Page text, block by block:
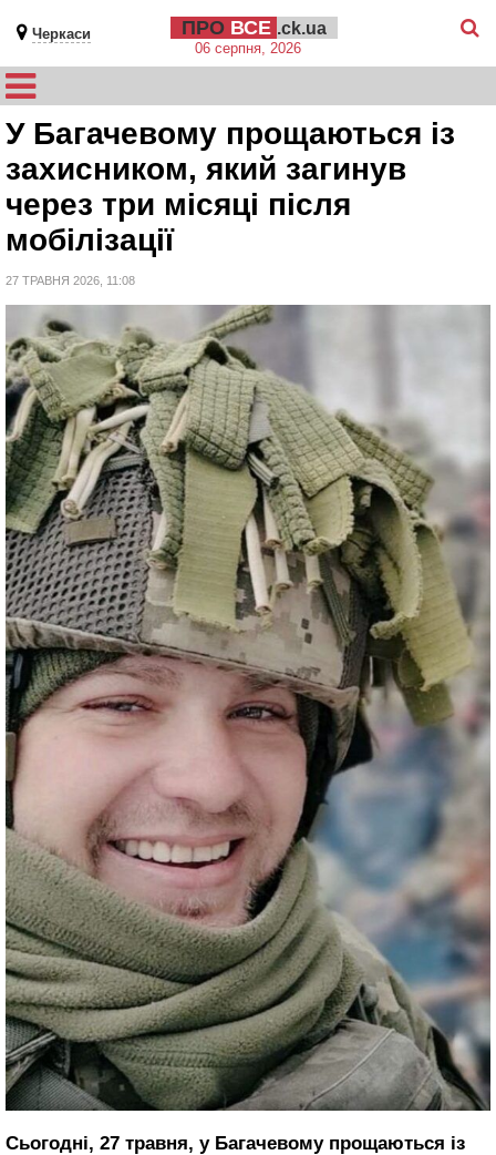
Черкаси ПРО ВСЕ .ck.ua
06 серпня, 2026
У Багачевому прощаються із
захисником, який загинув
через три місяці після
мобілізації
27 ТРАВНЯ 2026, 11:08
Сьогодні, 27 травня, у Багачевому прощаються із